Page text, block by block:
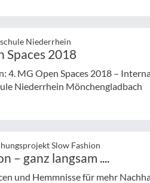
Niederrhein
Spaces 2018
4. MG Open Spaces 2018 –
Niederrhein Mönchengladbach
Slow Fashion
– ganz langsam ....
und Hemmnisse für mehr